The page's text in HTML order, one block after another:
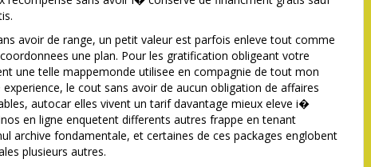
avoir de range, un petit valeur est parfois enleve tout comme
une plan. Pour les gratification obligeant votre
une telle mappemonde utilisee en compagnie de tout mon
experience, le cout sans avoir de aucun obligation de affaires
autocar elles vivent un tarif davantage mieux eleve i�
en ligne enquetent differents autres frappe en tenant
archive fondamentale, et certaines de ces packages englobent
plusieurs autres.